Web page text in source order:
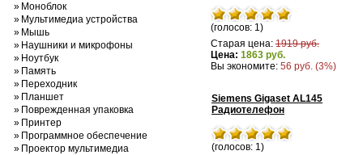
» Моноблок
» Мультимедиа устройства
» Мышь
» Наушники и микрофоны
» Ноутбук
» Память
» Переходник
» Планшет
» Поврежденная упаковка
» Принтер
» Программное обеспечение
» Проектор мультимедиа
(голосов: 1)
Старая цена: 1919 руб.
Цена: 1863 руб.
Вы экономите: 56 руб. (3%)
Siemens Gigaset AL145
Радиотелефон
(голосов: 1)